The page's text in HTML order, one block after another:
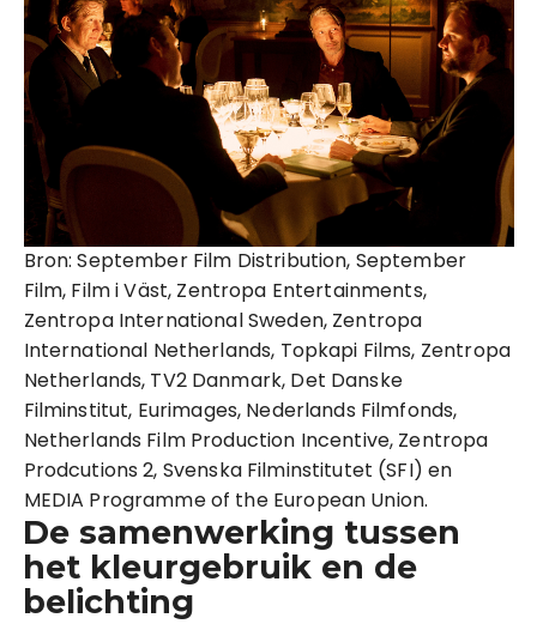
Bron: September Film Distribution, September
Film, Film i Väst, Zentropa Entertainments,
Zentropa International Sweden, Zentropa
International Netherlands, Topkapi Films, Zentropa
Netherlands, TV2 Danmark, Det Danske
Filminstitut, Eurimages, Nederlands Filmfonds,
Netherlands Film Production Incentive, Zentropa
Prodcutions 2, Svenska Filminstitutet (SFI) en
MEDIA Programme of the European Union.
De samenwerking tussen
het kleurgebruik en de
belichting